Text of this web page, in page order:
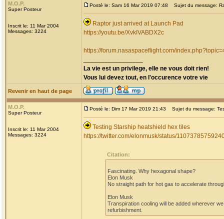
M.O.P.
Super Posteur
Inscrit le: 11 Mar 2004
Messages: 3224
Posté le: Sam 16 Mar 2019 07:48 Sujet du message:
Raptor just arrived at Launch Pad
https://youtu.be/XvkIVABDX2c
https://forum.nasaspaceflight.com/
La vie est un privilege, elle ne vous doit rien!
Vous lui devez tout, en l'occurence votre vie
Revenir en haut de page
M.O.P.
Super Posteur
Inscrit le: 11 Mar 2004
Messages: 3224
Posté le: Dim 17 Mar 2019 21:43 Sujet du message:
Testing Starship heatshield hex tiles
https://twitter.com/elonmusk/status/
Citation:
Fascinating. Why hexagonal shape?
Elon Musk
‏No straight path for hot gas to accelerate
Elon Musk
refurbishment.